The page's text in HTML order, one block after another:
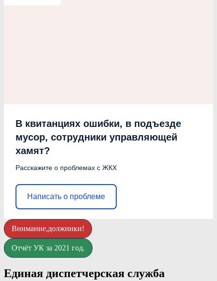
В квитанциях ошибки, в подъезде
мусор, сотрудники управляющей
хамят?
Расскажите о проблемах с ЖКХ
Написать о проблеме
Внимание,должники!
Отчёт УК за 2021 год.
Единая диспетчерская служба